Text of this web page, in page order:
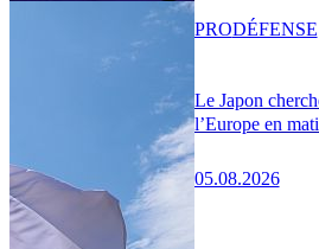
Le Japon
l’Europe en
05.08.2026
PRODÉFENSE